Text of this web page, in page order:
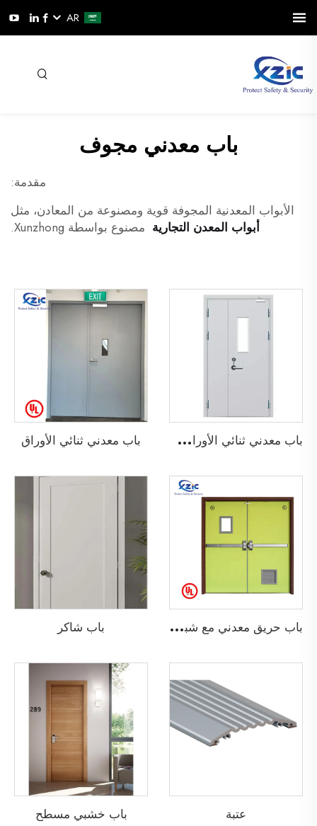
AR
باب معدني مجوف
مقدمة:
الأبواب المعدنية المجوفة قوية ومصنوعة من المعادن، مثل
أبواب المعدن التجارية مصنوع بواسطة Xunzhong.
ب
اب معدني ثنائي الأوراق غير المتساوي باب معدني ثنائي الأوراق
ب
اب حريق معدني مع شبك تهوية باب شاكر
عتبة باب خشبي مسطح